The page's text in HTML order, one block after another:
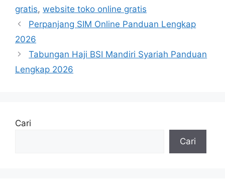
gratis, website toko online gratis
Perpanjang SIM Online Panduan Lengkap
2026
Tabungan Haji BSI Mandiri Syariah Panduan
Lengkap 2026
Cari
Cari